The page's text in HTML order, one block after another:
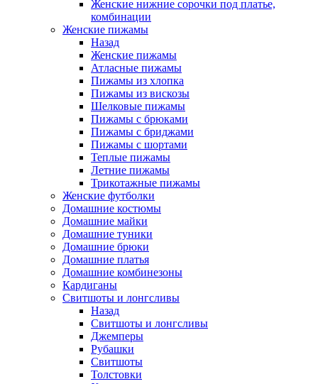
Женские нижние сорочки под платье,
комбинации
Женские пижамы
Назад
Женские пижамы
Атласные пижамы
Пижамы из хлопка
Пижамы из вискозы
Шелковые пижамы
Пижамы с брюками
Пижамы с бриджами
Пижамы с шортами
Теплые пижамы
Летние пижамы
Трикотажные пижамы
Женские футболки
Домашние костюмы
Домашние майки
Домашние туники
Домашние брюки
Домашние платья
Домашние комбинезоны
Кардиганы
Свитшоты и лонгсливы
Назад
Свитшоты и лонгсливы
Джемперы
Рубашки
Свитшоты
Толстовки